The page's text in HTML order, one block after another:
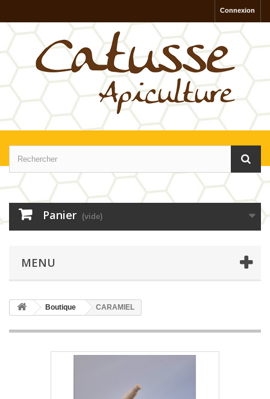
Connexion
Panier (vide)
MENU
Boutique CARAMIEL